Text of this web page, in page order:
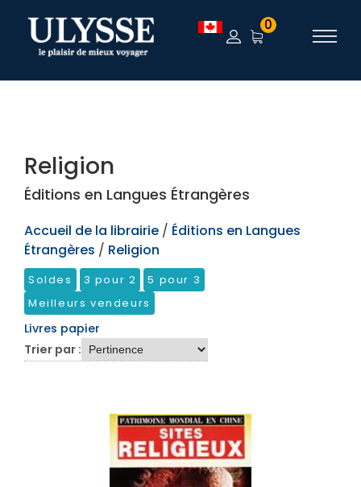
TEST 0
Religion
Éditions en Langues Étrangères
Accueil de la librairie / Éditions en Langues
Étrangères / Religion
Soldes 3 pour 2
5 pour 3
Meilleurs vendeurs
Livres papier
Trier par :